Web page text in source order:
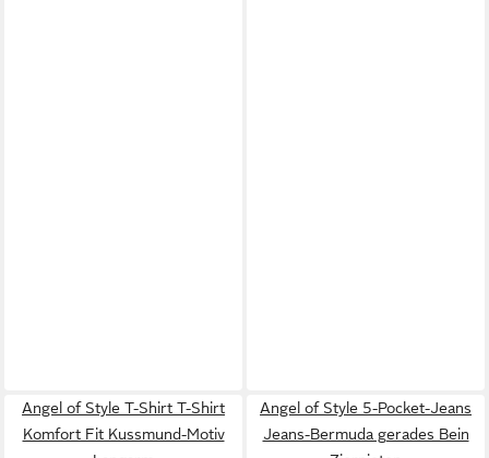
Angel of Style T-Shirt T-Shirt
Komfort Fit Kussmund-Motiv
Angel of Style 5-Pocket-Jeans
Jeans-Bermuda gerades Bein